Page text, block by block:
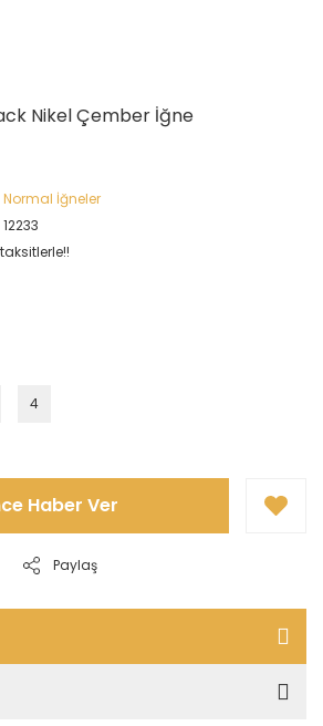
Nikel Çember İğne
Normal İğneler
12233
4
Haber Ver
Paylaş